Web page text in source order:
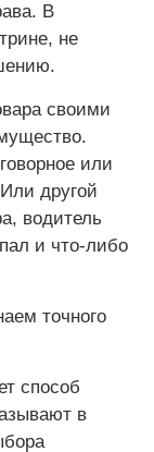
В
не
своими
или
другой
водитель
и что‑либо
точного
способ
в